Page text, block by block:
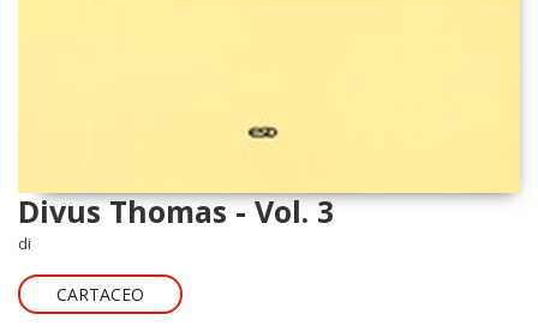
Divus Thomas - Vol. 3
di
CARTACEO